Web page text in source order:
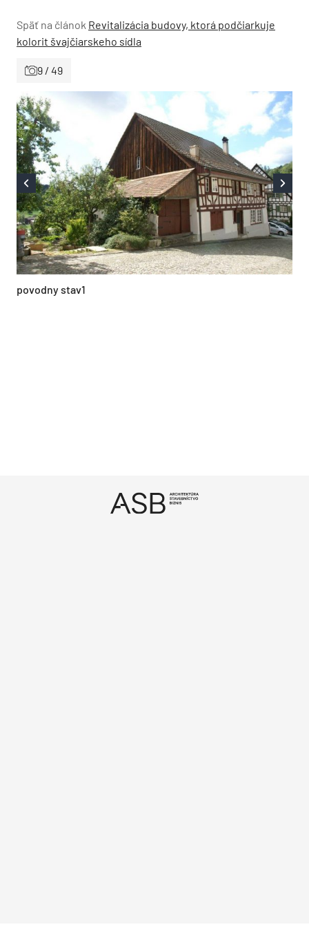
Späť na článok Revitalizácia budovy, ktorá podčiarkuje
kolorit švajčiarskeho sídla
9 / 49
povodny stav1